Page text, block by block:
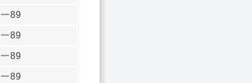
一89
一89
一89
一89